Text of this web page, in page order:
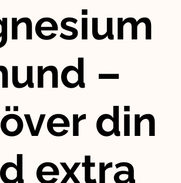
–
din
extra